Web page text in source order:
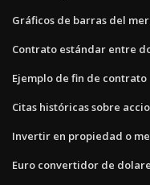
Gráficos de barras del
Contrato estándar entre
Ejemplo de fin de contrato
Citas históricas sobre
Invertir en propiedad o
Euro convertidor de